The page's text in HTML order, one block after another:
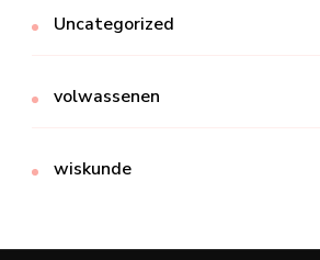
Uncategorized
volwassenen
wiskunde